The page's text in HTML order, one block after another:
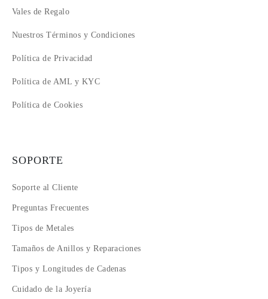
Vales de Regalo
Nuestros Términos y Condiciones
Política de Privacidad
Política de AML y KYC
Política de Cookies
SOPORTE
Soporte al Cliente
Preguntas Frecuentes
Tipos de Metales
Tamaños de Anillos y Reparaciones
Tipos y Longitudes de Cadenas
Cuidado de la Joyería